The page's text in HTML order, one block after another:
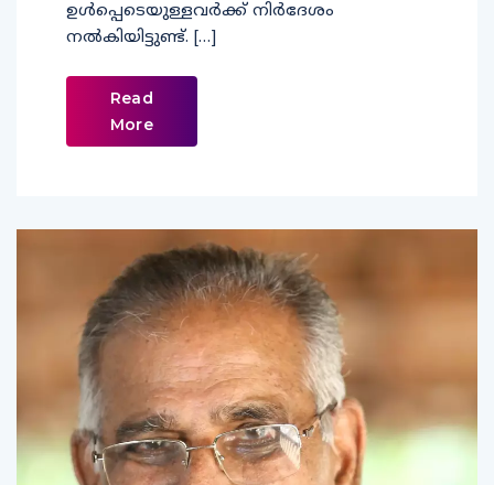
ഉള്‍പ്പെടെയുള്ളവര്‍ക്ക് നിര്‍ദേശം
നല്‍കിയിട്ടുണ്ട്. […]
Read
More